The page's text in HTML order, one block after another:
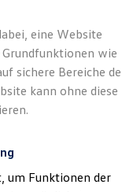
die Automobile
eine Website
wie
sichere Bereiche
kann ohne diese
um Funktionen der